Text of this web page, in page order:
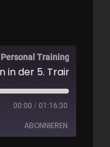
Training
in der 5.
00:00 / 01:16:30
ABONNIEREN